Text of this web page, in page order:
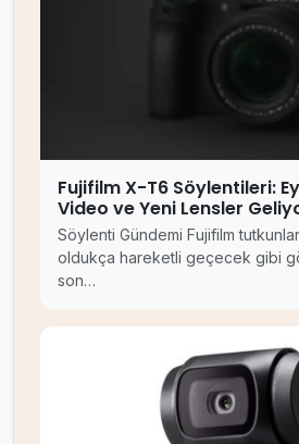
Fujifilm X-T6 Söylentileri:
Video ve Yeni Lensler
Söylenti Gündemi Fujifilm
oldukça hareketli geçecek gibi
son…